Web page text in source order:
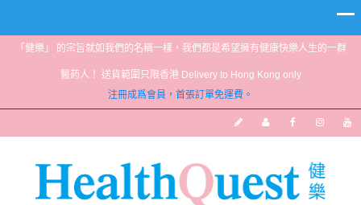
「健樂」 的宗旨就如我們的名稱一樣，我們都是希望擁有健康快樂人生的一群
醫葯人！ 送貨範圍只限香港 Delivery to Hong Kong only
注冊成爲會員，首張訂單免運費。